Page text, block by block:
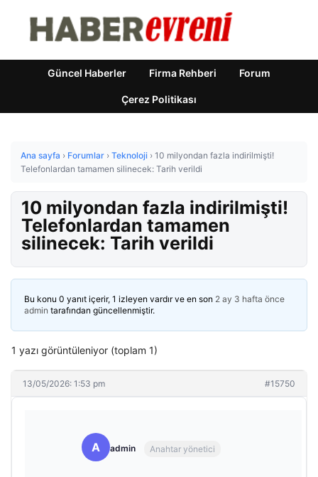
Güncel Haberler Firma Rehberi Forum
Çerez Politikası
Ana sayfa › Forumlar › Teknoloji › 10 milyondan fazla indirilmişti!
Telefonlardan tamamen silinecek: Tarih verildi
10 milyondan fazla indirilmişti!
Telefonlardan tamamen
silinecek: Tarih verildi
Bu konu 0 yanıt içerir, 1 izleyen vardır ve en son 2 ay 3 hafta önce
admin tarafından güncellenmiştir.
1 yazı görüntüleniyor (toplam 1)
13/05/2026: 1:53 pm #15750
A admin Anahtar yönetici